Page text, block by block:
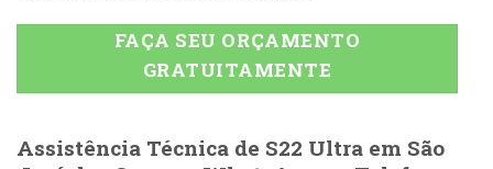
FAÇA SEU ORÇAMENTO
GRATUITAMENTE
Assistência Técnica de S22 Ultra em São